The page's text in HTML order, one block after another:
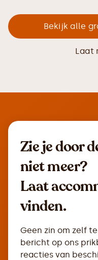
Bekijk alle
Laat
Zie je door
niet meer?
Laat
vinden.
Geen zin om zelf
bericht op ons
reacties van